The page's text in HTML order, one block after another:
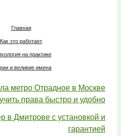
Главная
Как это работает
на практике
и великие имена
метро Отрадное в Москве
права быстро и удобно
в Дмитрове с установкой и
гарантией